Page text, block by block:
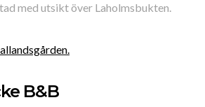
med utsikt över Laholmsbukten.
B&B